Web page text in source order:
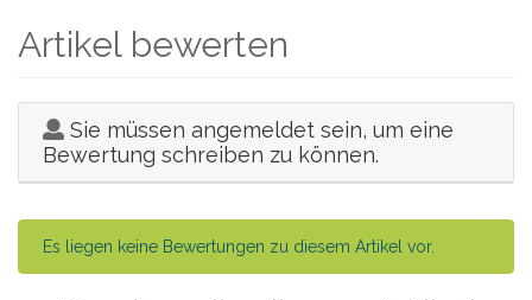
Artikel bewerten
Sie müssen angemeldet sein, um eine
Bewertung schreiben zu können.
Es liegen keine Bewertungen zu diesem Artikel vor.